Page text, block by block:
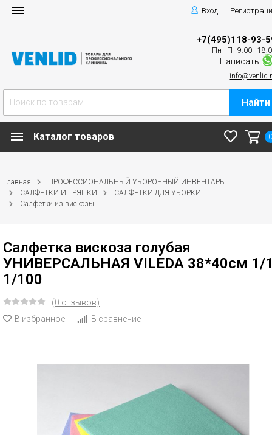
Вход
+7(495)118-93-
Пн—Пт
Написать
Найти
Каталог товаров
Главная
ПРОФЕССИОНАЛЬНЫЙ УБОРОЧНЫЙ ИНВЕНТАРЬ
САЛФЕТКИ И ТРЯПКИ
САЛФЕТКИ ДЛЯ УБОРКИ
Салфетки из вискозы
Салфетка вискоза голубая
УНИВЕРСАЛЬНАЯ VILEDA 38*40см 1/
1/100
(0 отзывов)
В избранное
В сравнение